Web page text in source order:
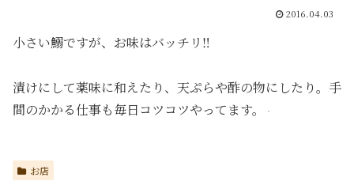
2016.04.03
小さい鰯ですが、お味はバッチリ‼️
漬けにして薬味に和えたり、天ぷらや酢の物にしたり。手
間のかかる仕事も毎日コツコツやってます。
お店